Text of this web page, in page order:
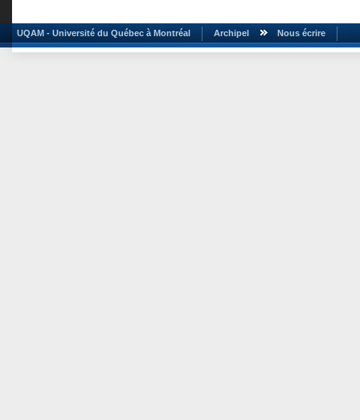
UQAM - Université du Québec à Montréal Archipel Nous écrire